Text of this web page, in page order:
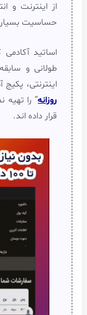
از اینترنت و
حساسیت
اساتید
طولانی و
اینترنتی، پکیج
روزانه“ را تهیه
قرار داده اند.